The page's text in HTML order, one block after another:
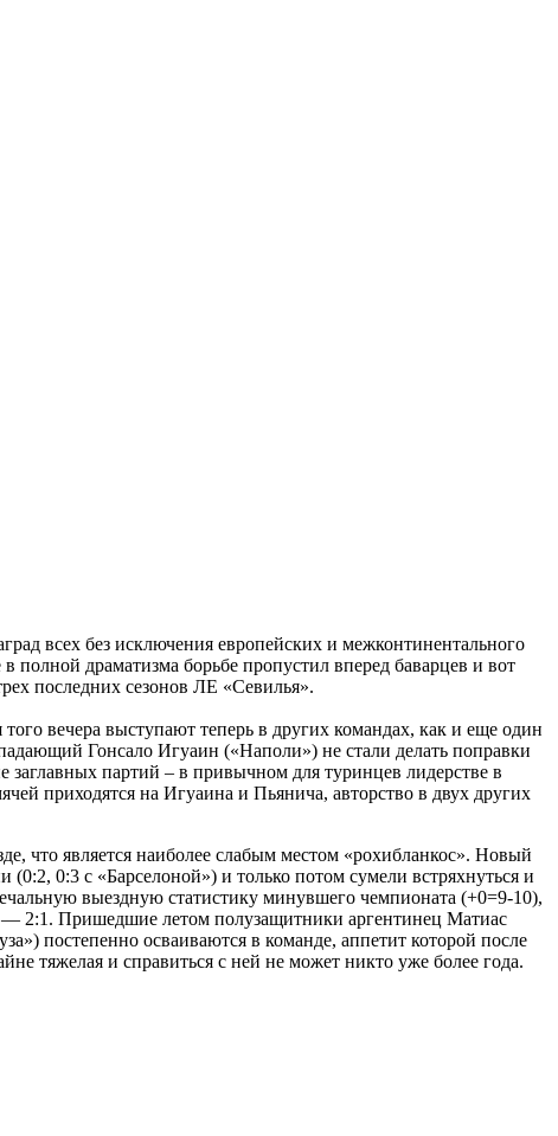
всех без исключения европейских и межконтинентального
драматизма борьбе пропустил вперед баварцев и вот
последних сезонов ЛЕ «Севилья».
вечера выступают теперь в других командах, как и еще один
Гонсало Игуаин («Наполи») не стали делать поправки
партий – в привычном для туринцев лидерстве в
приходятся на Игуаина и Пьянича, авторство в двух других
что является наиболее слабым местом «рохибланкос». Новый
0:3 с «Барселоной») и только потом сумели встряхнуться и
выездную статистику минувшего чемпионата (+0=9-10),
— 2:1. Пришедшие летом полузащитники аргентинец Матиас
постепенно осваиваются в команде, аппетит которой после
тяжелая и справиться с ней не может никто уже более года.